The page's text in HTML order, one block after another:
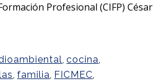
Profesional (CIFP) César
,cocina,
,familia, FICMEC,